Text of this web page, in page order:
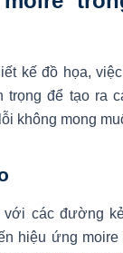
kế đồ họa,
trọng để tạo ra
không mong
với các đường
hiệu ứng moire